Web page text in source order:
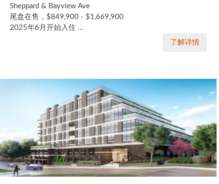
Sheppard & Bayview Ave
尾盘在售，$849,900 - $1,669,900
2025年6月开始入住 ...
了解详情